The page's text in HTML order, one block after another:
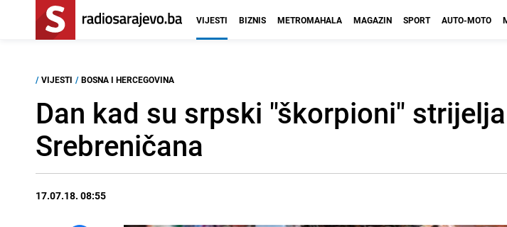
VIJESTI BIZNIS METROMAHALA MAGAZIN SPORT AUTO-MOTO
/ VIJESTI / BOSNA I HERCEGOVINA
Dan kad su srpski "škorpioni"
Srebreničana
17.07.18. 08:55